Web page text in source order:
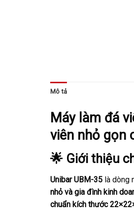
Mô tả
Máy làm đá
viên nhỏ gọn
🌟 Giới thiệu
Unibar UBM-35 là dòng
nhỏ và gia đình kinh
chuẩn kích thước